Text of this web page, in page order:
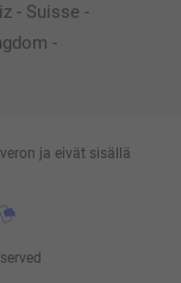
- Suisse -
-
ja eivät sisällä